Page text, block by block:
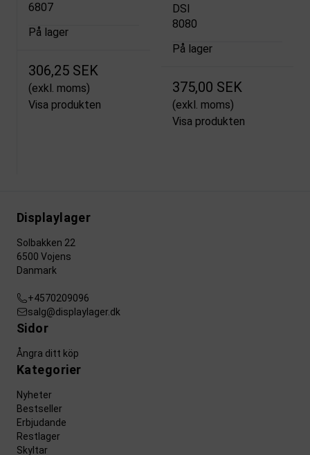
6807
På lager
306,25 SEK
(exkl. moms)
Visa produkten
DSI
8080
På lager
375,00 SEK
(exkl. moms)
Visa produkten
Displaylager
Solbakken 22
6500 Vojens
Danmark
+4570209096
salg@displaylager.dk
Sidor
Ångra ditt köp
Kategorier
Nyheter
Bestseller
Erbjudande
Restlager
Skyltar